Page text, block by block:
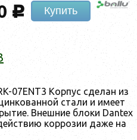
c Купить
07ENT3 Кор­пус сде­лан из
ста­ли и име­ет
Внеш­ние бло­ки Dantex
кор­ро­зии да­же на